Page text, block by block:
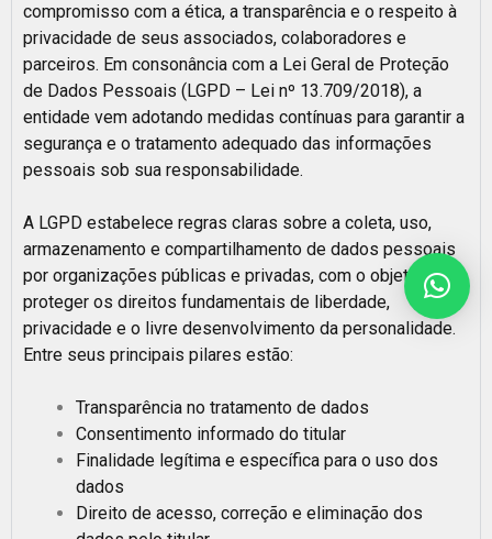
compromisso com a ética, a transparência e o respeito à
privacidade de seus associados, colaboradores e
parceiros. Em consonância com a Lei Geral de Proteção
de Dados Pessoais (LGPD – Lei nº 13.709/2018), a
entidade vem adotando medidas contínuas para garantir a
segurança e o tratamento adequado das informações
pessoais sob sua responsabilidade.
A LGPD estabelece regras claras sobre a coleta, uso,
armazenamento e compartilhamento de dados pessoais
por organizações públicas e privadas, com o objetivo de
proteger os direitos fundamentais de liberdade,
privacidade e o livre desenvolvimento da personalidade.
Entre seus principais pilares estão:
Transparência no tratamento de dados
Consentimento informado do titular
Finalidade legítima e específica para o uso dos
dados
Direito de acesso, correção e eliminação dos